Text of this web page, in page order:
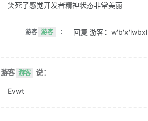
笑死了感觉开发者精神状态非常美丽
游客 游客 ： 回复 游客：w'b'x'lwbxl
游客 游客 说：
Evwt